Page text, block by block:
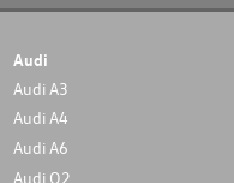
Audi
Audi A3
Audi A4
Audi A6
Audi Q2